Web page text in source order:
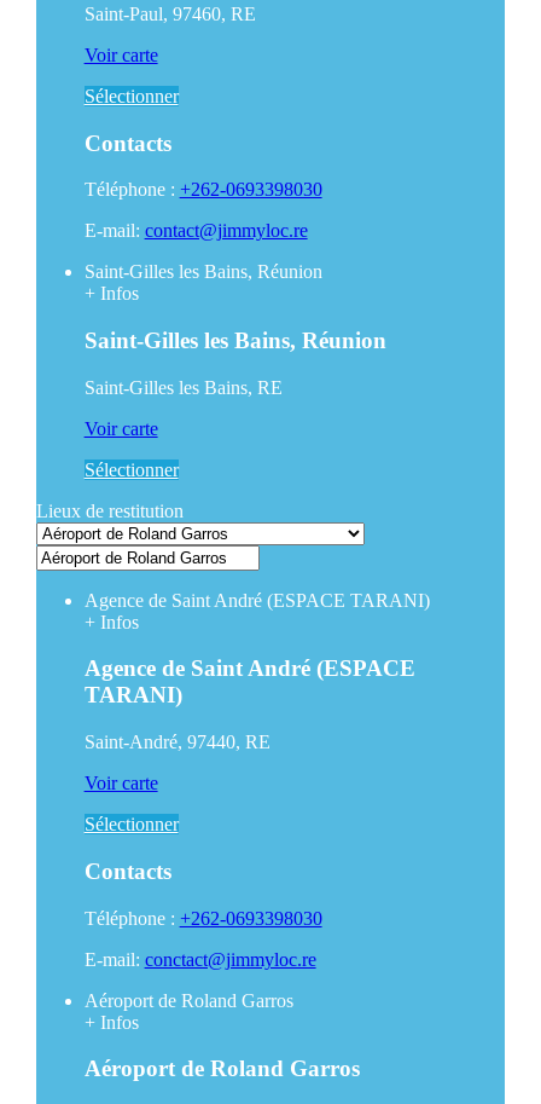
Saint-Paul, 97460, RE
Voir carte
Sélectionner
Contacts
Téléphone : +262-0693398030
E-mail: contact@jimmyloc.re
Saint-Gilles les Bains, Réunion
+Infos
Saint-Gilles les Bains, Réunion
Saint-Gilles les Bains, RE
Voir carte
Sélectionner
Lieux de restitution
Agence de Saint André (ESPACE TARANI)
+Infos
Agence de Saint André (ESPACE
TARANI)
Saint-André, 97440, RE
Voir carte
Sélectionner
Contacts
Téléphone : +262-0693398030
E-mail: conctact@jimmyloc.re
Aéroport de Roland Garros
+Infos
Aéroport de Roland Garros